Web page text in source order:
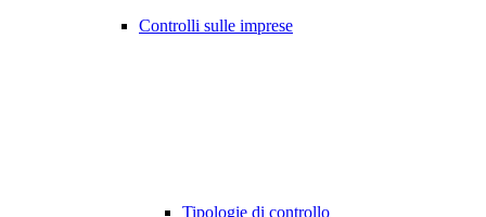
Controlli sulle imprese
Tipologie di controllo